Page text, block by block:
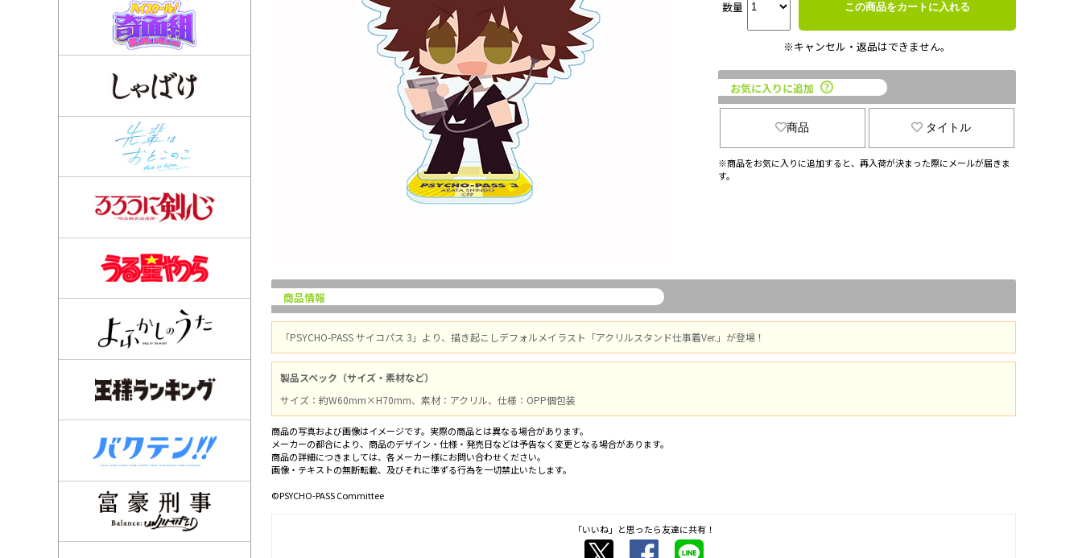
数量 この商品をカートに入れる
※キャンセル・返品はできません。
お気に入りに追加
商品 タイトル
※商品をお気に入りに追加すると、再入荷が決まった際にメールが届きま
す。
商品情報
「PSYCHO-PASS サイコパス 3」より、描き起こしデフォルメイラスト「アクリルスタンド仕事着Ver.」が登場！
製品スペック（サイズ・素材など）
サイズ：約W60mm×H70mm、素材：アクリル、仕様：OPP個包装
商品の写真および画像はイメージです。実際の商品とは異なる場合があります。
メーカーの都合により、商品のデザイン・仕様・発売日などは予告なく変更となる場合があります。
商品の詳細につきましては、各メーカー様にお問い合わせください。
画像・テキストの無断転載、及びそれに準ずる行為を一切禁止いたします。
©PSYCHO-PASS Committee
「いいね」と思ったら友達に共有！